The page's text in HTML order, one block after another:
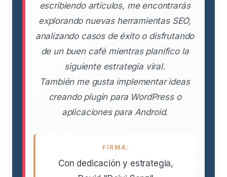
escribiendo artículos, me encontrarás
explorando nuevas herramientas SEO,
analizando casos de éxito o disfrutando
de un buen café mientras planifico la
siguiente estrategia viral.
También me gusta implementar ideas
creando plugin para WordPress o
aplicaciones para Android.
FIRMA:
Con dedicación y estrategia,